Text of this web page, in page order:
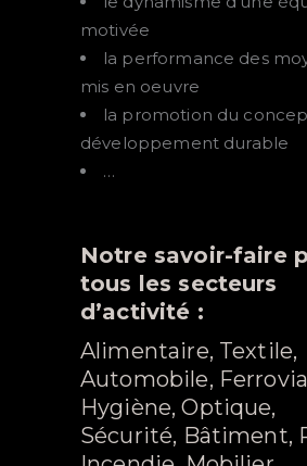
motivée
la performance des
mis en oeuvre
la promotion du
développement durable
…
Notre savoir-faire
tous les secteurs
d’activité :
Alimentaire, Textile,
Automobile,
Hygiène, Optique,
Sécurité, Bâtiment,